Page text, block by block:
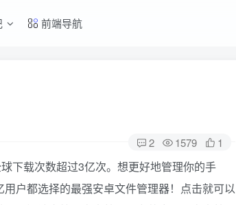
前端导航
2 1579 1
下载次数超过3亿次。想更好地管理你的手
户都选择的最强安卓文件管理器！点击就可以